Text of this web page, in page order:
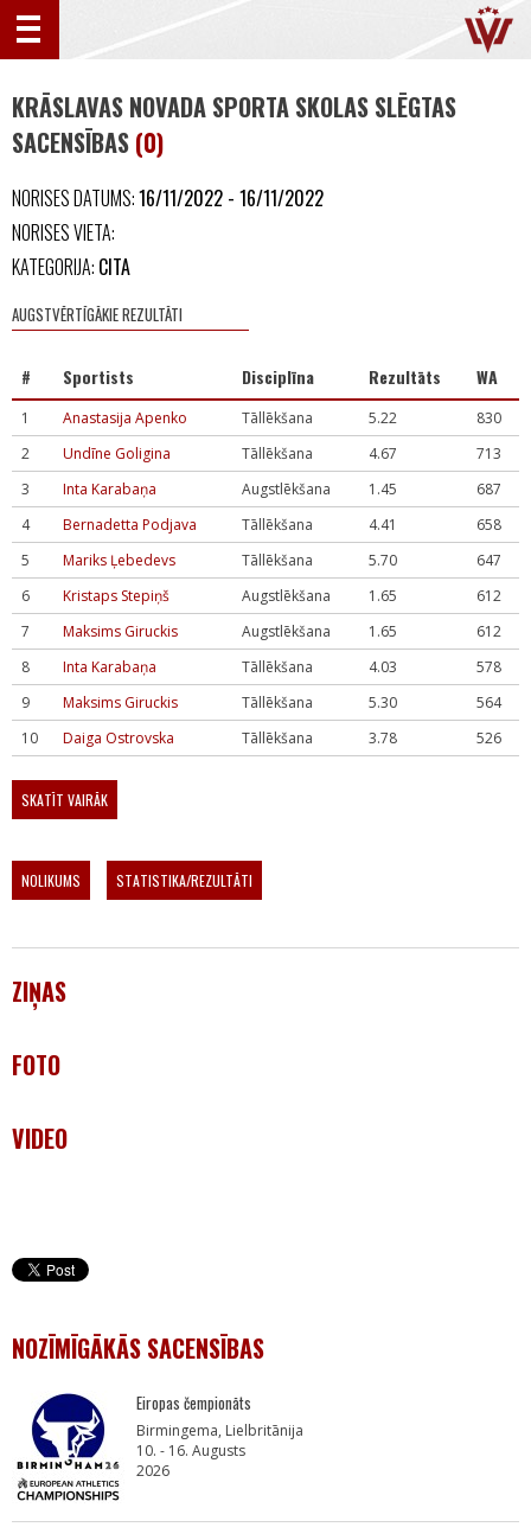
KRĀSLAVAS NOVADA SPORTA SKOLAS SLĒGTAS
SACENSĪBAS (0)
NORISES DATUMS:16/11/2022 - 16/11/2022
NORISES VIETA:
KATEGORIJA: CITA
AUGSTVĒRTĪGĀKIE REZULTĀTI
# Sportists Disciplīna Rezultāts WA
1 Anastasija Apenko Tāllēkšana 5.22
830
2
Undīne Goligina Tāllēkšana 4.67
713
3
Inta Karabaņa Augstlēkšana 1.45
687
4
Bernadetta Podjava Tāllēkšana 4.41
658
5
Mariks Ļebedevs Tāllēkšana 5.70
647
6
Kristaps Stepiņš Augstlēkšana 1.65
612
7
Maksims Giruckis Augstlēkšana 1.65
612
8
Inta Karabaņa Tāllēkšana 4.03
578
9
Maksims Giruckis Tāllēkšana 5.30
564
10
Daiga Ostrovska Tāllēkšana 3.78 526
SKATĪT VAIRĀK
NOLIKUMS STATISTIKA/REZULTĀTI
ZIŅAS
FOTO
VIDEO
NOZĪMĪGĀKĀS SACENSĪBAS
Eiropas čempionāts
Birmingema, Lielbritānija
10. - 16. Augusts
2026